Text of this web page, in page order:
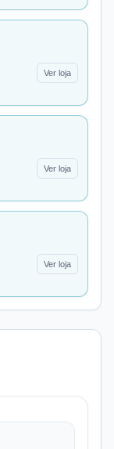
Ver loja
Ver loja
Ver loja